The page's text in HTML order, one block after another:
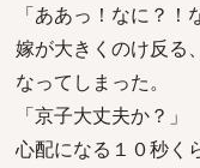
「ああっ！なに？
嫁が大きくのけ反る
なってしまった。
「京子大丈夫か？」
心配になる１０秒く